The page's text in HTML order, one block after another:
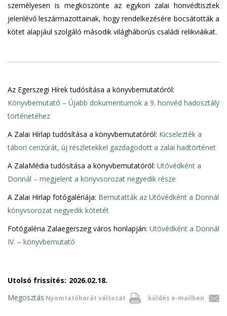
személyesen is megköszönte az egykori zalai honvédtisztek
jelenlévő leszármazottainak, hogy rendelkezésére bocsátották a
kötet alapjául szolgáló második világháborús családi relikviáikat.
Az Egerszegi Hírek tudósítása a könyvbemutatóról:
Könyvbemutató – Újabb dokumentumok a 9. honvéd hadosztály
történetéhez
A Zalai Hírlap tudósítása a könyvbemutatóról: Kicselezték a
tábori cenzúrát, új részletekkel gazdagodott a zalai hadtörténet
A ZalaMédia tudósítása a könyvbemutatóról: Utóvédként a
Donnál – megjelent a könyvsorozat negyedik része
A Zalai Hírlap fotógalériája: Bemutatták az Utóvédként a Donnál
könyvsorozat negyedik kötetét
Fotógaléria Zalaegerszeg város honlapján: Utóvédként a Donnál
IV. – könyvbemutató
Utolsó frissítés: 2026.02.18.
Nyomtatóbarát változat küldés e-mailben
Megosztás